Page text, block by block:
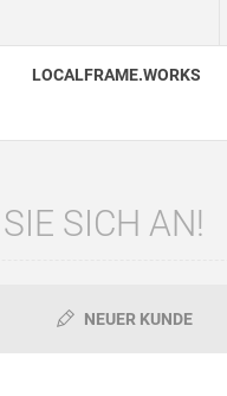
LOCALFRAME.WORKS
SICH AN!
NEUER KUNDE